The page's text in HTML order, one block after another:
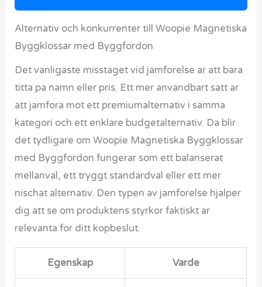
Alternativ och konkurrenter till Woopie Magnetiska
Byggklossar med Byggfordon
Det vanligaste misstaget vid jamforelse ar att bara
titta pa namn eller pris. Ett mer anvandbart satt ar
att jamfora mot ett premiumalternativ i samma
kategori och ett enklare budgetalternativ. Da blir
det tydligare om Woopie Magnetiska Byggklossar
med Byggfordon fungerar som ett balanserat
mellanval, ett tryggt standardval eller ett mer
nischat alternativ. Den typen av jamforelse hjalper
dig att se om produktens styrkor faktiskt ar
relevanta for ditt kopbeslut.
Egenskap Varde